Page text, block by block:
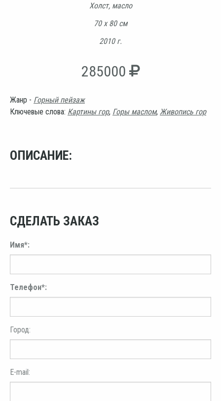
Холст, масло
70 х 80 см
2010 г.
285000
Жанр - Горный пейзаж
Ключевые слова: Картины гор, Горы маслом, Живопись гор
ОПИСАНИЕ:
СДЕЛАТЬ ЗАКАЗ
Имя*:
Телефон*:
Город:
E-mail: